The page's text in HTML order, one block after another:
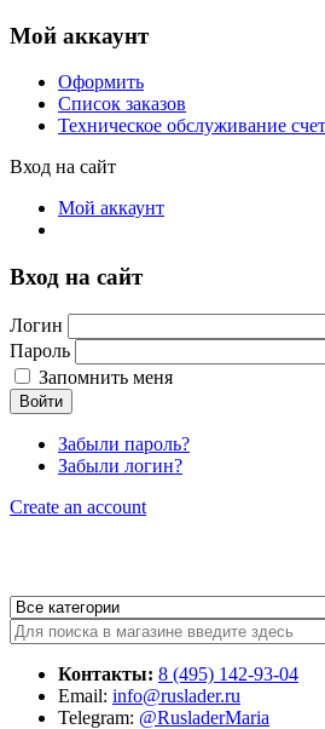
Мой аккаунт
Оформить
Список заказов
Техническое обслуживание
Вход на сайт
Мой аккаунт
Вход на сайт
Логин
Пароль
Запомнить меня
Войти
Забыли пароль?
Забыли логин?
Create an account
Контакты: 8 (495) 142-93-04
Email: info@ruslader.ru
Telegram: @RusladerMaria